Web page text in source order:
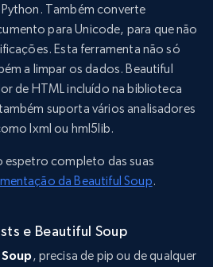
Também converte
para Unicode, para que não
Esta ferramenta não só
a limpar os dados. Beautiful
de HTML incluído na biblioteca
suporta vários analisadores
lxml ou hml5lib.
espetro completo das suas
da Beautiful Soup.
e Beautiful Soup
, precisa de pip ou de qualquer